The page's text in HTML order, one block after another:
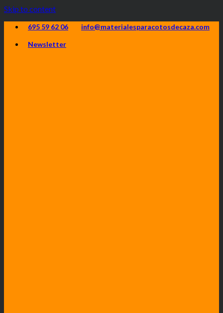
Skip to content
695 59 62 06 info@materialesparacotosdecaza.com
Newsletter